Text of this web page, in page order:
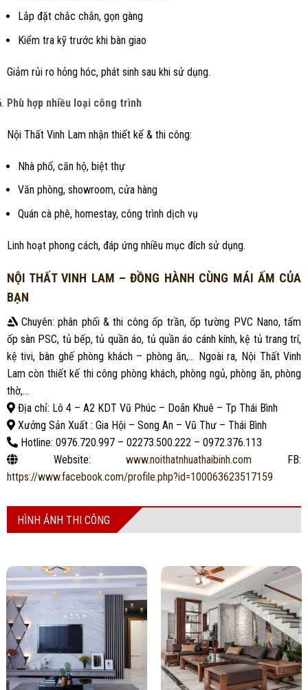
Lắp đặt chắc chắn, gọn gàng
Kiểm tra kỹ trước khi bàn giao
Giảm rủi ro hỏng hóc, phát sinh sau khi sử dụng.
Phù hợp nhiều loại công trình
Nội Thất Vinh Lam nhận thiết kế & thi công:
Nhà phố, căn hộ, biệt thự
Văn phòng, showroom, cửa hàng
Quán cà phê, homestay, công trình dịch vụ
Linh hoạt phong cách, đáp ứng nhiều mục đích sử dụng.
NỘI THẤT VINH LAM – ĐỒNG HÀNH CÙNG MÁI ẤM CỦA
BẠN
Chuyên: phân phối & thi công ốp trần, ốp tường PVC Nano, tấm
ốp sàn PSC, tủ bếp, tủ quần áo, tủ quần áo cánh kính, kệ tủ trang trí,
kệ tivi, bàn ghế phòng khách – phòng ăn,… Ngoài ra, Nội Thất Vinh
Lam còn thiết kế thi công phòng khách, phòng ngủ, phòng ăn, phòng
thờ,…
Địa chỉ: Lô 4 – A2 KDT Vũ Phúc – Doãn Khuê – Tp Thái Bình
Xưởng Sản Xuất : Gia Hội – Song An – Vũ Thư – Thái Bình
Hotline: 0976.720.997 – 02273.500.222 – 0972.376.113
Website:www.noithatnhuathaibinh.com FB:
https://www.facebook.com/profile.php?id=100063623517159
HÌNH ẢNH THI CÔNG